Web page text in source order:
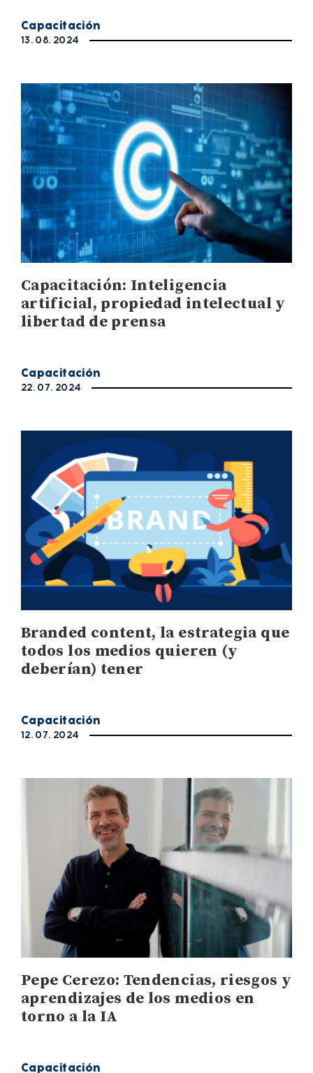
Capacitación
13. 08. 2024
Capacitación: Inteligencia
artificial, propiedad intelectual y
libertad de prensa
Capacitación
22. 07. 2024
Branded content, la estrategia que
todos los medios quieren (y
deberían) tener
Capacitación
12. 07. 2024
Pepe Cerezo: Tendencias, riesgos y
aprendizajes de los medios en
torno a la IA
Capacitación